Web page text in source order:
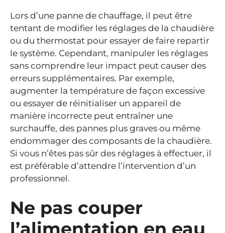
Lors d’une panne de chauffage, il peut être
tentant de modifier les réglages de la chaudière
ou du thermostat pour essayer de faire repartir
le système. Cependant, manipuler les réglages
sans comprendre leur impact peut causer des
erreurs supplémentaires. Par exemple,
augmenter la température de façon excessive
ou essayer de réinitialiser un appareil de
manière incorrecte peut entraîner une
surchauffe, des pannes plus graves ou même
endommager des composants de la chaudière.
Si vous n’êtes pas sûr des réglages à effectuer, il
est préférable d’attendre l’intervention d’un
professionnel.
Ne pas couper